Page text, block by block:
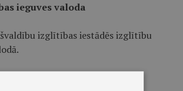
ieguves valoda
izglītības iestādēs izglītību
var iegūt: